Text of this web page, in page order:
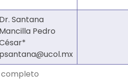
Dr. Santana
Mancilla Pedro
psantana@ucol.mx